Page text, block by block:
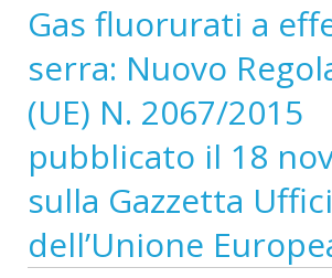
Gas fluorurati a
serra: Nuovo
(UE) N. 2067/2015
pubblicato il 18
sulla Gazzetta
dell’Unione